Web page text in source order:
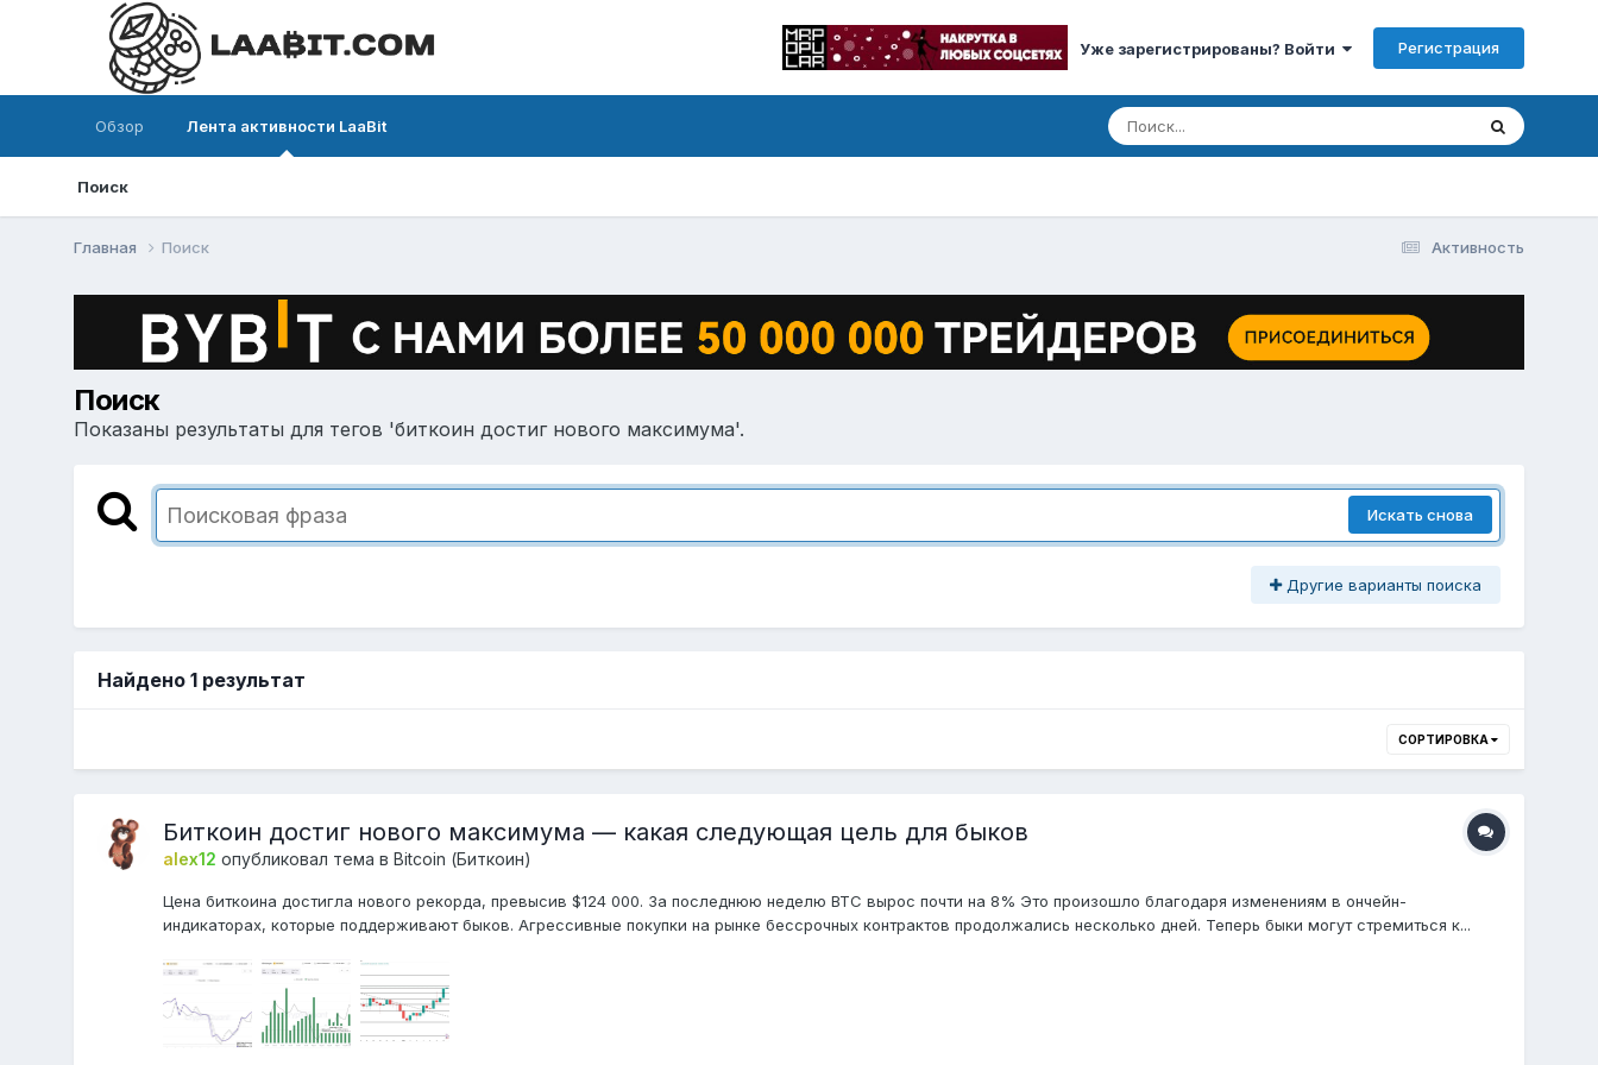
Уже зарегистрированы? Войти Регистрация
Обзор Лента активности LaaBit
Поиск
Активность
Главная Поиск
Поиск
Показаны результаты для тегов 'биткоин достиг нового максимума'.
Искать снова
Другие варианты поиска
Найдено 1 результат
СОРТИРОВКА
Биткоин достиг нового максимума — какая следующая цель для быков
alex12 опубликовал тема вBitcoin (Биткоин)
Цена биткоина достигла нового рекорда, превысив $124 000. За последнюю неделю BTC вырос почти на 8% Это произошло благодаря изменениям в ончейн-
индикаторах, которые поддерживают быков. Агрессивные покупки на рынке бессрочных контрактов продолжались несколько дней. Теперь быки могут стремиться к...